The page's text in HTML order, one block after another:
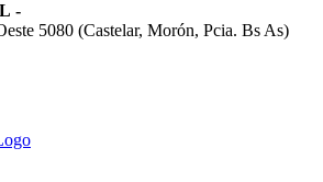
-
5080 (Castelar, Morón, Pcia. Bs As)